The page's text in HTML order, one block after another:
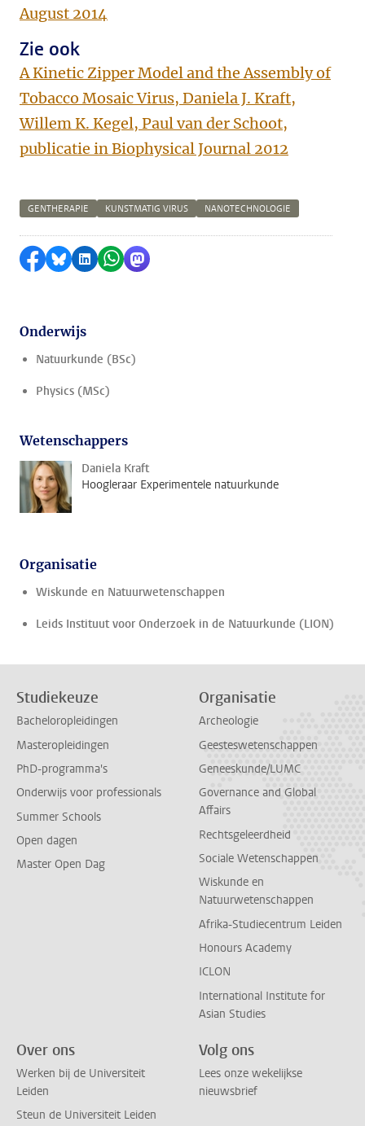
August 2014
Zie ook
A Kinetic Zipper Model and the Assembly of
Tobacco Mosaic Virus, Daniela J. Kraft,
Willem K. Kegel, Paul van der Schoot,
publicatie in Biophysical Journal 2012
GENTHERAPIE KUNSTMATIG VIRUS NANOTECHNOLOGIE
Delen op Facebook
Delen via Bluesky
Delen op LinkedIn
Delen via WhatsApp
Delen via Mastodon
Onderwijs
Natuurkunde (BSc)
Physics (MSc)
Wetenschappers
Daniela Kraft
Hoogleraar Experimentele natuurkunde
Organisatie
Wiskunde en Natuurwetenschappen
Leids Instituut voor Onderzoek in de Natuurkunde (LION)
Studiekeuze
Bacheloropleidingen
Masteropleidingen
PhD-programma's
Onderwijs voor professionals
Summer Schools
Open dagen
Master Open Dag
Organisatie
Archeologie
Geesteswetenschappen
Geneeskunde/LUMC
Governance and Global
Affairs
Rechtsgeleerdheid
Sociale Wetenschappen
Wiskunde en
Natuurwetenschappen
Afrika-Studiecentrum Leiden
Honours Academy
ICLON
International Institute for
Asian Studies
Over ons
Werken bij de Universiteit
Leiden
Steun de Universiteit Leiden
Volg ons
Lees onze wekelijkse
nieuwsbrief